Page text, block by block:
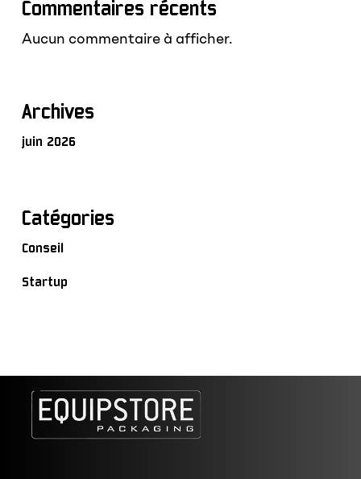
Commentaires récents
Aucun commentaire à afficher.
Archives
juin 2026
Catégories
Conseil
Startup